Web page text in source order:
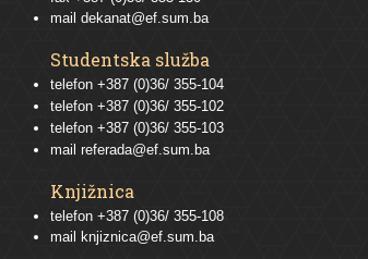
mail dekanat@ef.sum.ba
Studentska služba
telefon +387 (0)36/ 355-104
telefon +387 (0)36/ 355-102
telefon +387 (0)36/ 355-103
mail referada@ef.sum.ba
Knjižnica
telefon +387 (0)36/ 355-108
mail
knjiznica@ef.sum.ba